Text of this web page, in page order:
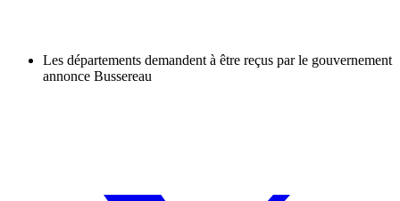
Les départements demandent à être reçus par le gouvernement
annonce Bussereau